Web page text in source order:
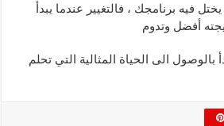
فيه برنامجك ، فالتغيير عندما يبدأ
أفضل وتدوم
الى الحياة المثالية التي تحلم